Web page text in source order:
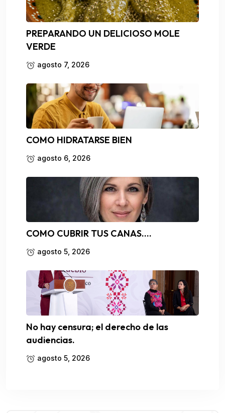
PREPARANDO UN DELICIOSO MOLE
VERDE
agosto 7, 2026
COMO HIDRATARSE BIEN
agosto 6, 2026
COMO CUBRIR TUS CANAS….
agosto 5, 2026
No hay censura; el derecho de las
audiencias.
agosto 5, 2026